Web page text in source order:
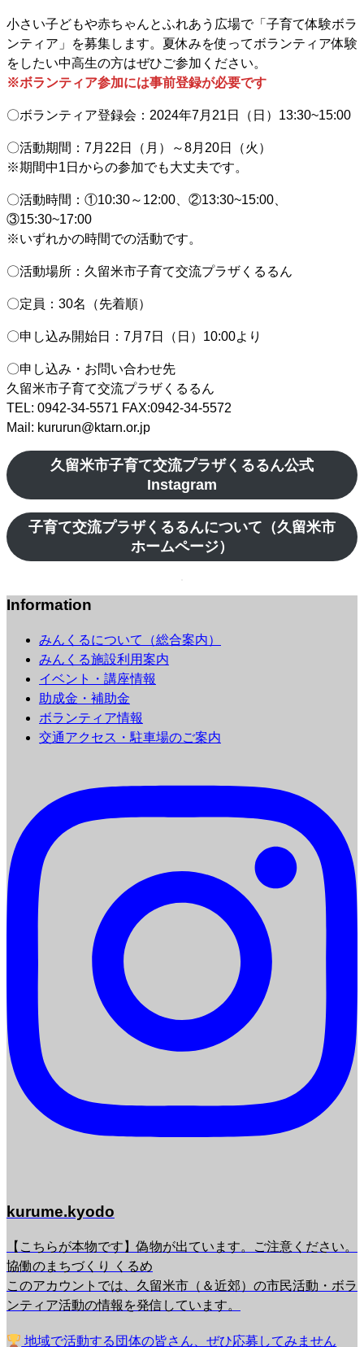
小さい子どもや赤ちゃんとふれあう広場で「子育て体験ボラ
ンティア」を募集します。夏休みを使ってボランティア体験
をしたい中高生の方はぜひご参加ください。
※ボランティア参加には事前登録が必要です
〇ボランティア登録会：2024年7月21日（日）13:30~15:00
〇活動期間：7月22日（月）～8月20日（火）
※期間中1日からの参加でも大丈夫です。
〇活動時間：①10:30～12:00、②13:30~15:00、
③15:30~17:00
※いずれかの時間での活動です。
〇活動場所：久留米市子育て交流プラザくるるん
〇定員：30名（先着順）
〇申し込み開始日：7月7日（日）10:00より
〇申し込み・お問い合わせ先
久留米市子育て交流プラザくるるん
TEL: 0942-34-5571 FAX:0942-34-5572
Mail: kururun@ktarn.or.jp
久留米市子育て交流プラザくるるん公式
Instagram
子育て交流プラザくるるんについて（久留米市
ホームページ）
Information
みんくるについて（総合案内）
みんくる施設利用案内
イベント・講座情報
助成金・補助金
ボランティア情報
交通アクセス・駐車場のご案内
kurume.kyodo
【こちらが本物です】偽物が出ています。ご注意ください。
協働のまちづくり くるめ
このアカウントでは、久留米市（＆近郊）の市民活動・ボラ
ンティア活動の情報を発信しています。
地域で活動する団体の皆さん、ぜひ応募してみません